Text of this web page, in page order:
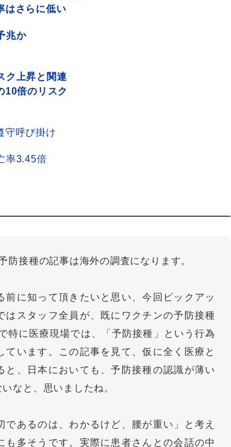
はさらに低い
兆か
ク上昇と関連
10倍のリスク
守呼び掛け
率3.45倍
防接種の記事は海外の調査になります。
前に知って頂きたいと思い、今回ピックアッ
はスタッフ全員が、既にワクチンの予防接種
特に医療現場では、「予防接種」という行為
ています。この記事を見て、仮に全く医療と
と、日本においても、予防接種の認識が薄い
なと、思いましたね。
であるのは、わかるけど、腰が重い」と考え
も多そうです。実際に患者さんとの会話の中